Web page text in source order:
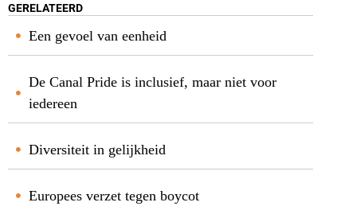
GERELATEERD
Een gevoel van eenheid
De Canal Pride is inclusief, maar niet voor
iedereen
Diversiteit in gelijkheid
Europees verzet tegen boycot